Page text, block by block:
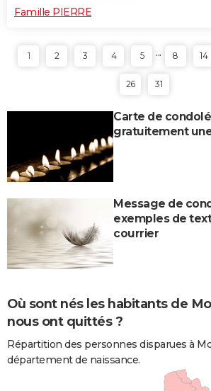
Famille PIERRE
1 2 3 4 5 ... 8 14
26 31
Carte de
gratuitement
Message de
exemples de
courrier
Où sont nés les habitants de
nous ont quittés ?
Répartition des personnes disparues à
département de naissance.